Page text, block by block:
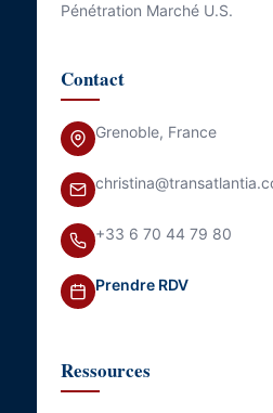
Pénétration Marché U.S.
Contact
Grenoble, France
+33 6 70 44 79 80
Prendre RDV
Ressources